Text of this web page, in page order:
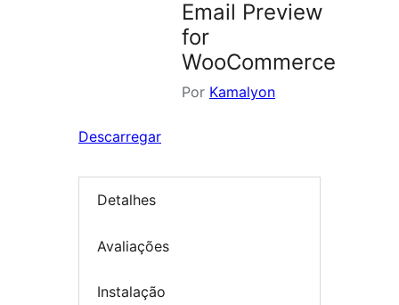
Email Preview
for
WooCommerce
Por Kamalyon
Descarregar
Detalhes
Avaliações
Instalação